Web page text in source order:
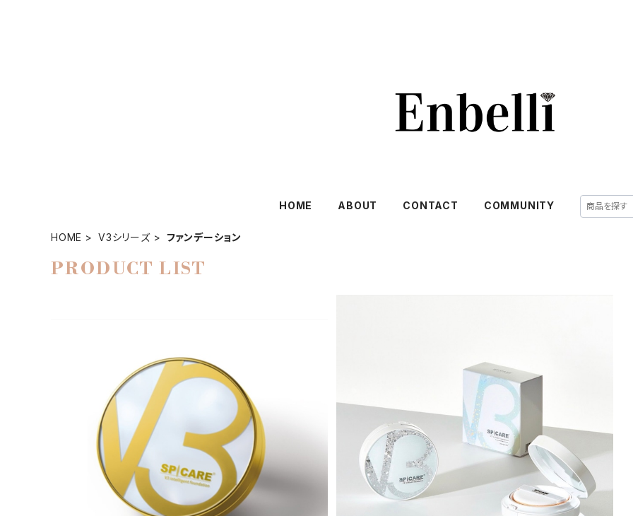
HOME ABOUT CONTACT COMMUNITY
HOME V3シリーズ ファンデーション
PRODUCT LIST